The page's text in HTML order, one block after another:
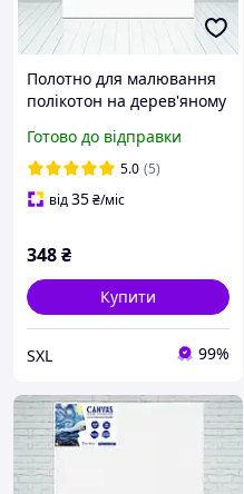
Полотно для малювання
полікотон на дерев'яному
прогрунтоване, розмір
60х80 см HL15 Brushme
Готово до відправки
5.0 (5)
від35₴/міс
348₴
Купити
SXL 99%